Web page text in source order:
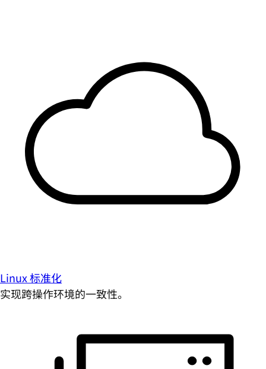
Linux 标准化
实现跨操作环境的一致性。